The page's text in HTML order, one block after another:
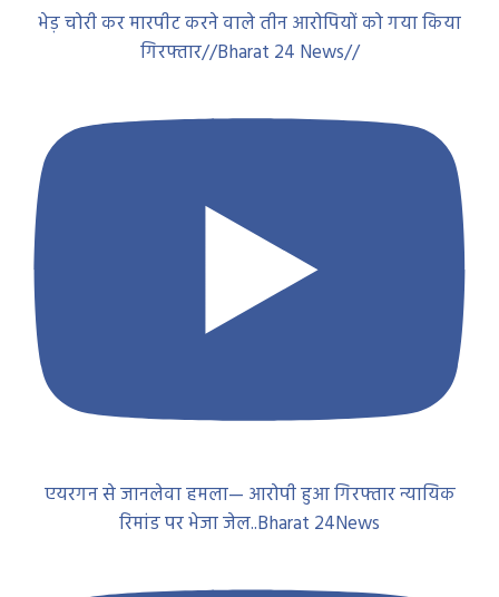
भेड़ चोरी कर मारपीट करने वाले तीन आरोपियों को गया किया
गिरफ्तार//Bharat 24 News//
एयरगन से जानलेवा हमला— आरोपी हुआ गिरफ्तार न्यायिक
रिमांड पर भेजा जेल..Bharat 24News